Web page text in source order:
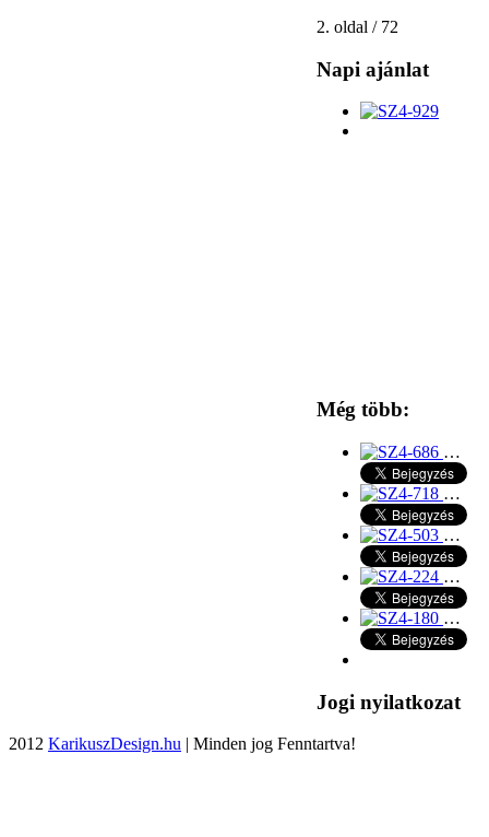
2. oldal / 72
Napi ajánlat
Még több:
…
…
…
…
…
Jogi nyilatkozat
2012 KarikuszDesign.hu | Minden jog Fenntartva!